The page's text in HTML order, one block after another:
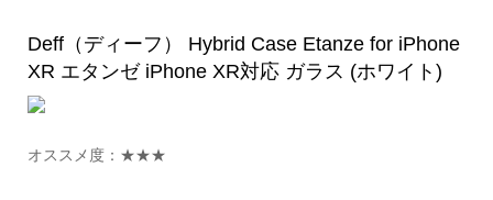
Deff（ディーフ） Hybrid Case Etanze for iPhone
XR エタンゼ iPhone XR対応 ガラス (ホワイト)
オススメ度：★★★